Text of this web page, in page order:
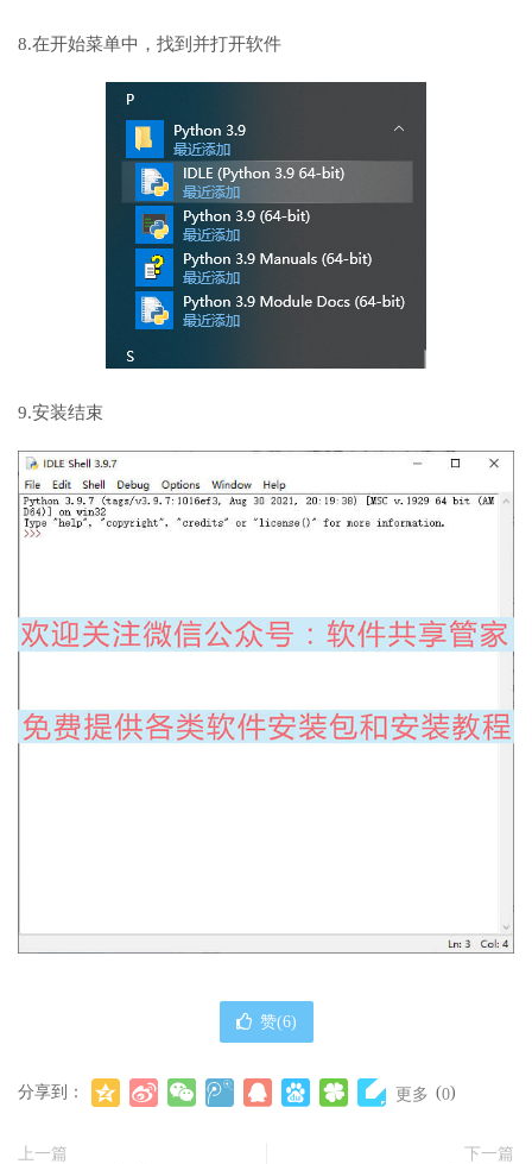
8.在开始菜单中，找到并打开软件
9.安装结束
赞(6)
分享到： 更多 (0)
上一篇
下一篇